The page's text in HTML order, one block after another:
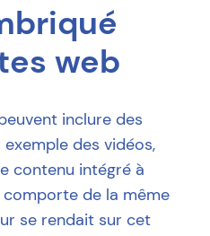
web
inclure des
des vidéos,
contenu intégré à
de la même
se rendait sur cet